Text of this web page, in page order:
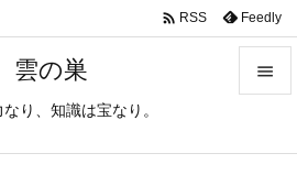
雲の巣
り、知識は宝なり。

 RSS Feedly